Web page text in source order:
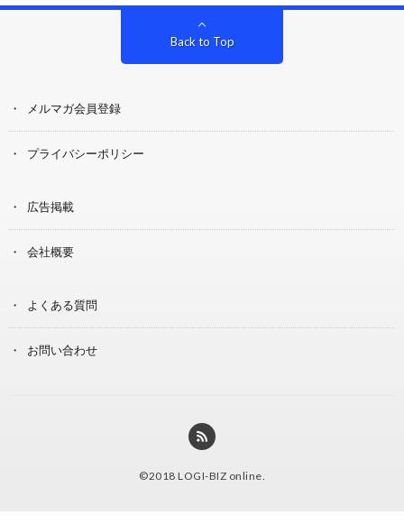
Back to Top
メルマガ会員登録
プライバシーポリシー
広告掲載
会社概要
よくある質問
お問い合わせ
©2018 LOGI-BIZ online